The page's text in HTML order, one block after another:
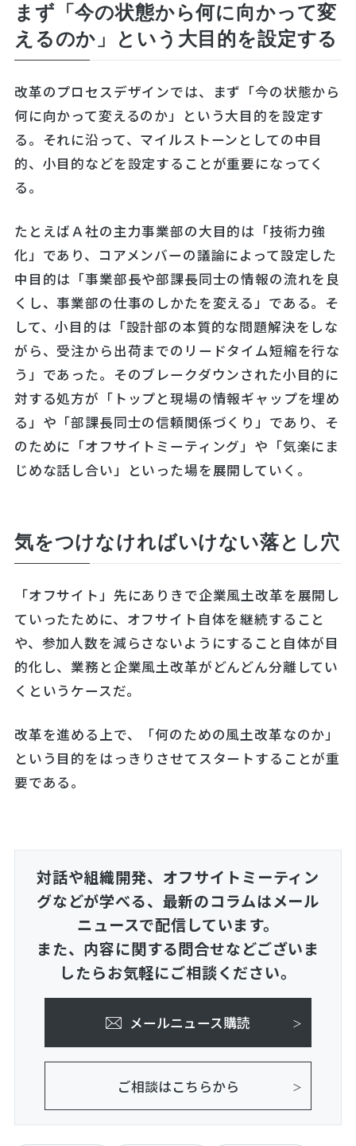
まず「今の状態から何に向かって変
えるのか」という大目的を設定する
改革のプロセスデザインでは、まず「今の状態から
何に向かって変えるのか」という大目的を設定す
る。それに沿って、マイルストーンとしての中目
的、小目的などを設定することが重要になってく
る。
たとえばＡ社の主力事業部の大目的は「技術力強
化」であり、コアメンバーの議論によって設定した
中目的は「事業部長や部課長同士の情報の流れを良
くし、事業部の仕事のしかたを変える」である。そ
して、小目的は「設計部の本質的な問題解決をしな
がら、受注から出荷までのリードタイム短縮を行な
う」であった。そのブレークダウンされた小目的に
対する処方が「トップと現場の情報ギャップを埋め
る」や「部課長同士の信頼関係づくり」であり、そ
のために「オフサイトミーティング」や「気楽にま
じめな話し合い」といった場を展開していく。
気をつけなければいけない落とし穴
「オフサイト」先にありきで企業風土改革を展開し
ていったために、オフサイト自体を継続すること
や、参加人数を減らさないようにすること自体が目
的化し、業務と企業風土改革がどんどん分離してい
くというケースだ。
改革を進める上で、「何のための風土改革なのか」
という目的をはっきりさせてスタートすることが重
要である。
対話や組織開発、オフサイトミーティン
グなどが学べる、 最新のコラムはメール
ニュースで配信しています。
また、内容に関する問合せなどございま
したらお気軽にご相談ください。
メールニュース購読
ご相談はこちらから